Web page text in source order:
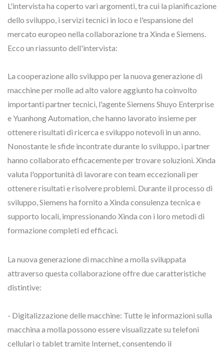
L'intervista ha coperto vari argomenti, tra cui la pianificazione
dello sviluppo, i servizi tecnici in loco e l'espansione del
mercato europeo nella collaborazione tra Xinda e Siemens.
Ecco un riassunto dell'intervista:
La cooperazione allo sviluppo per la nuova generazione di
macchine per molle ad alto valore aggiunto ha coinvolto
importanti partner tecnici, l'agente Siemens Shuyo Enterprise
e Yuanhong Automation, che hanno lavorato insieme per
ottenere risultati di ricerca e sviluppo notevoli in un anno.
Nonostante le sfide incontrate durante lo sviluppo, i partner
hanno collaborato efficacemente per trovare soluzioni. Xinda
valuta l'opportunità di lavorare con team eccezionali per
ottenere risultati e risolvere problemi. Durante il processo di
sviluppo, Siemens ha fornito a Xinda consulenza tecnica e
supporto locali, impressionando Xinda con i loro metodi di
formazione completi ed efficaci.
La nuova generazione di macchine a molla sviluppata
attraverso questa collaborazione offre due caratteristiche
distintive:
- Digitalizzazione delle macchine: Tutte le informazioni sulla
macchina a molla possono essere visualizzate su telefoni
cellulari o tablet tramite Internet, consentendo il